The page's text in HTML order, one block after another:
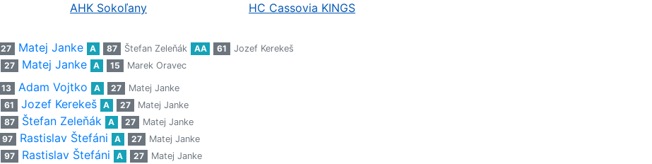
AHK Sokoľany HC Cassovia KINGS
27 Matej Janke A 87 Štefan Zeleňák AA 61
Jozef Kerekeš
27 Matej Janke A 15 Marek Oravec
13 Adam Vojtko A 27
Matej Janke
61 Jozef Kerekeš A 27
Matej Janke
87 Štefan Zeleňák A 27
Matej Janke
97 Rastislav Štefáni A 27
Matej Janke
97 Rastislav Štefáni A 27
Matej Janke